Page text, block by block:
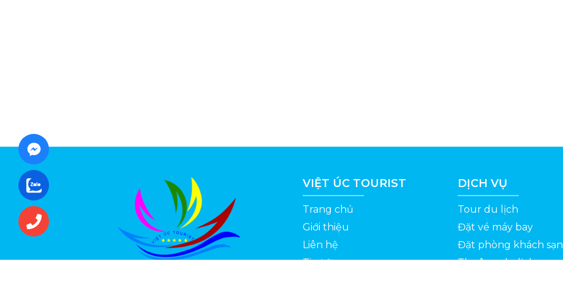
VIỆT ÚC TOURIST
Trang chủ
Giới thiệu
Liên hệ
Tin tức
DỊCH VỤ
Tour du lịch
Đặt vé máy bay
Đặt phòng khách sạn
Thuê xe du lịch